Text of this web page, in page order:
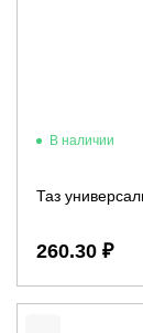
В наличии
Таз
260.30 ₽